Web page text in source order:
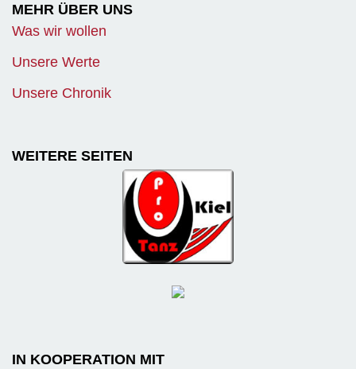
MEHR ÜBER UNS
Was wir wollen
Unsere Werte
Unsere Chronik
WEITERE SEITEN
IN KOOPERATION MIT